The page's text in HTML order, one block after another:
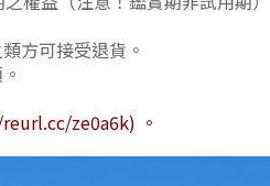
方可接受退貨。
ze0a6k) 。